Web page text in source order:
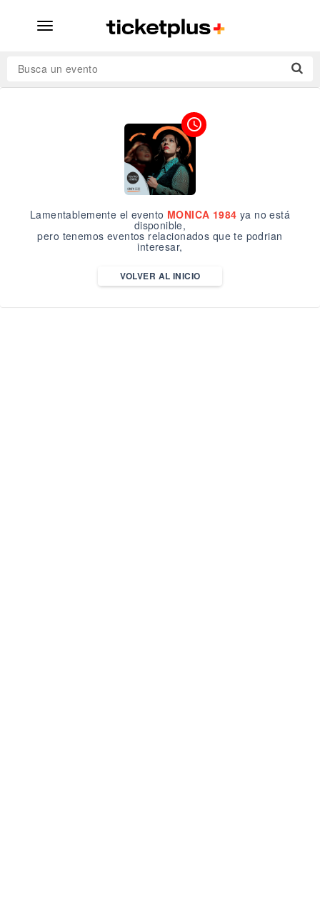
desplegar
Busca un evento
access_time
Lamentablemente el evento MONICA 1984 ya no está
disponible,
pero tenemos eventos relacionados que te podrian
interesar,
VOLVER AL INICIO